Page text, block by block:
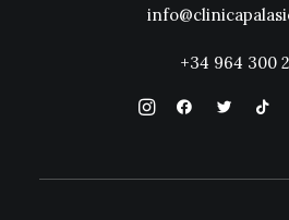
+34 964 300